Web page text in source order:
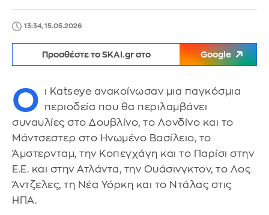
13:34, 15.05.2026
Προσθέστε το SKAI.gr στο Google
Ο
ι Katseye ανακοίνωσαν μια παγκόσμια
περιοδεία που θα περιλαμβάνει
συναυλίες στο Δουβλίνο, το Λονδίνο και το
Μάντσεστερ στο Ηνωμένο Βασίλειο, το
Άμστερνταμ, την Κοπεγχάγη και το Παρίσι στην
Ε.Ε. και στην Ατλάντα, την Ουάσινγκτον, το Λος
Άντζελες, τη Νέα Υόρκη και το Ντάλας στις
ΗΠΑ.